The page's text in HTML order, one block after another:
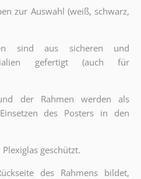
zur Auswahl (weiß, schwarz,
sind aus sicheren und
gefertigt (auch für
der Rahmen werden als
des Posters in den
geschützt.
des Rahmens bildet,